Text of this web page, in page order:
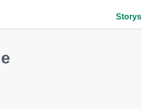
Storys